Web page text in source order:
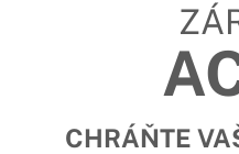
CHRÁŇTE